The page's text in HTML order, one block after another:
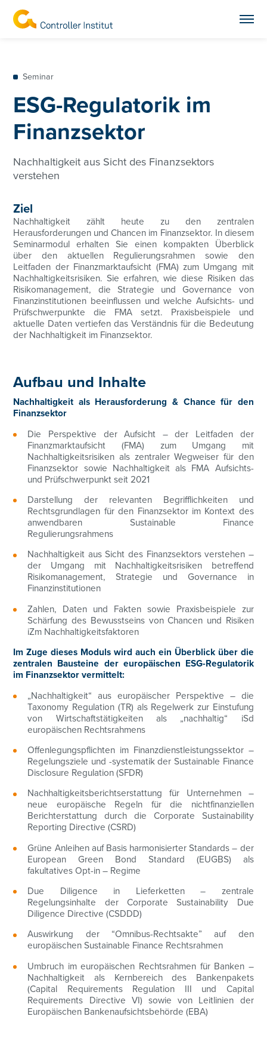
Seminar
ESG-Regulatorik im
Finanzsektor
Nachhaltigkeit aus Sicht des Finanzsektors
verstehen
Ziel
Nachhaltigkeit zählt heute zu den zentralen
Herausforderungen und Chancen im Finanzsektor. In diesem
Seminarmodul erhalten Sie einen kompakten Überblick
über den aktuellen Regulierungsrahmen sowie den
Leitfaden der Finanzmarktaufsicht (FMA) zum Umgang mit
Nachhaltigkeitsrisiken. Sie erfahren, wie diese Risiken das
Risikomanagement, die Strategie und Governance von
Finanzinstitutionen beeinflussen und welche Aufsichts- und
Prüfschwerpunkte die FMA setzt. Praxisbeispiele und
aktuelle Daten vertiefen das Verständnis für die Bedeutung
der Nachhaltigkeit im Finanzsektor.
Aufbau und Inhalte
Nachhaltigkeit als Herausforderung & Chance für den
Finanzsektor
Die Perspektive der Aufsicht – der Leitfaden der
Finanzmarktaufsicht (FMA) zum Umgang mit
Nachhaltigkeitsrisiken als zentraler Wegweiser für den
Finanzsektor sowie Nachhaltigkeit als FMA Aufsichts-
und Prüfschwerpunkt seit 2021
Darstellung der relevanten Begrifflichkeiten und
Rechtsgrundlagen für den Finanzsektor im Kontext des
anwendbaren Sustainable Finance
Regulierungsrahmens
Nachhaltigkeit aus Sicht des Finanzsektors verstehen –
der Umgang mit Nachhaltigkeitsrisiken betreffend
Risikomanagement, Strategie und Governance in
Finanzinstitutionen
Zahlen, Daten und Fakten sowie Praxisbeispiele zur
Schärfung des Bewusstseins von Chancen und Risiken
iZm Nachhaltigkeitsfaktoren
Im Zuge dieses Moduls wird auch ein Überblick über die
zentralen Bausteine der europäischen ESG-Regulatorik
im Finanzsektor vermittelt:
„Nachhaltigkeit“ aus europäischer Perspektive – die
Taxonomy Regulation (TR) als Regelwerk zur Einstufung
von Wirtschaftstätigkeiten als „nachhaltig“ iSd
europäischen Rechtsrahmens
Offenlegungspflichten im Finanzdienstleistungssektor –
Regelungsziele und -systematik der Sustainable Finance
Disclosure Regulation (SFDR)
Nachhaltigkeitsberichtserstattung für Unternehmen –
neue europäische Regeln für die nichtfinanziellen
Berichterstattung durch die Corporate Sustainability
Reporting Directive (CSRD)
Grüne Anleihen auf Basis harmonisierter Standards – der
European Green Bond Standard (EUGBS) als
fakultatives Opt-in – Regime
Due Diligence in Lieferketten – zentrale
Regelungsinhalte der Corporate Sustainability Due
Diligence Directive (CSDDD)
Auswirkung der “Omnibus-Rechtsakte” auf den
europäischen Sustainable Finance Rechtsrahmen
Umbruch im europäischen Rechtsrahmen für Banken –
Nachhaltigkeit als Kernbereich des Bankenpakets
(Capital Requirements Regulation III und Capital
Requirements Directive VI) sowie von Leitlinien der
Europäischen Bankenaufsichtsbehörde (EBA)